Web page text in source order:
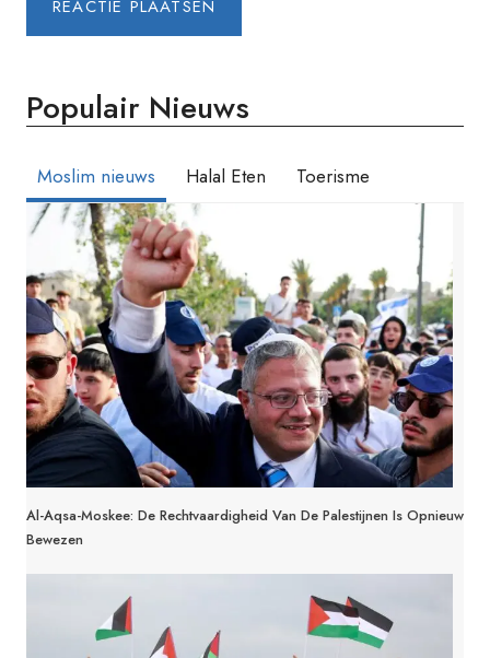
Populair Nieuws
Moslim nieuws Halal Eten Toerisme
Al-Aqsa-Moskee: De Rechtvaardigheid Van De Palestijnen Is Opnieuw
Bewezen